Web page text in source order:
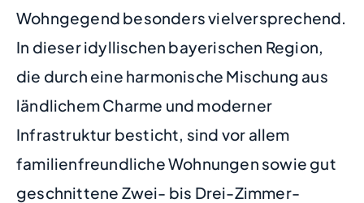
Wohngegend besonders vielversprechend.
In dieser idyllischen bayerischen Region,
die durch eine harmonische Mischung aus
ländlichem Charme und moderner
Infrastruktur besticht, sind vor allem
familienfreundliche Wohnungen sowie gut
geschnittene Zwei- bis Drei-Zimmer-